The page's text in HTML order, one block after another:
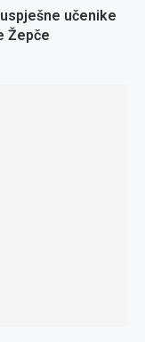
učenike
Žepče